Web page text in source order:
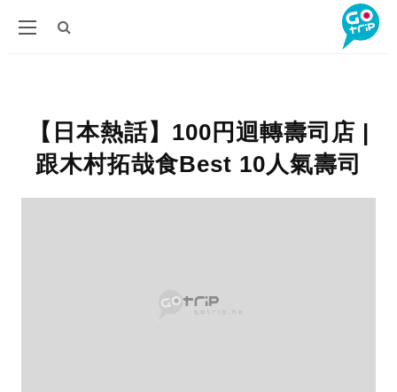
【日本熱話】100円迴轉壽司店 |
跟木村拓哉食Best 10人氣壽司